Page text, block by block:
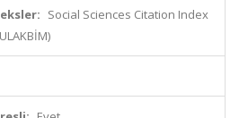
Social Sciences Citation Index